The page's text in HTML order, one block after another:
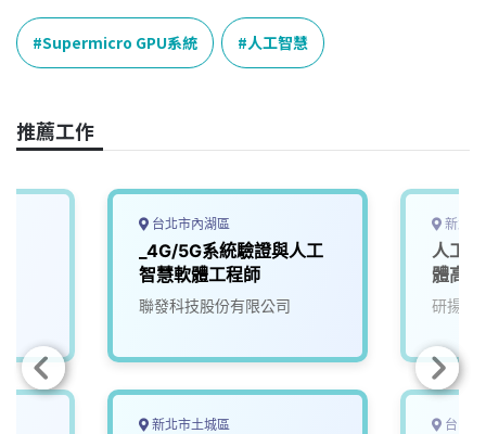
c
e
b
o
k
n
e
r
e
a
n
k
e
n
p
y
L
k
Supermicro GPU系統 人工智慧
推薦工作
台北市內湖區
_4G/5G系統驗證與人工
智慧軟體工程師
聯發科技股份有限公司
新北市土城區
新北
人工
體高
研揚科
台中